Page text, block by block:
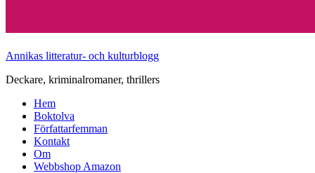
Annikas litteratur- och kulturblogg
Deckare, kriminalromaner, thrillers
Hem
Boktolva
Författarfemman
Kontakt
Om
Webbshop Amazon